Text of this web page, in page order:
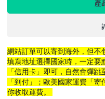
產
網站訂單可以寄到海外，但不
填寫地址選擇國家時，一定要
「信用卡」即可，自然會彈跳
「到付」；歐美國家運費「
你收取運費。